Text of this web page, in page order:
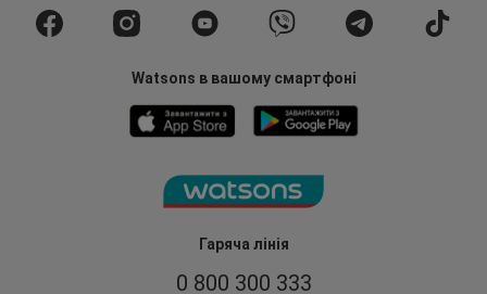
Гаряча лінія
0 800 300 333
Watsons в вашому смартфоні